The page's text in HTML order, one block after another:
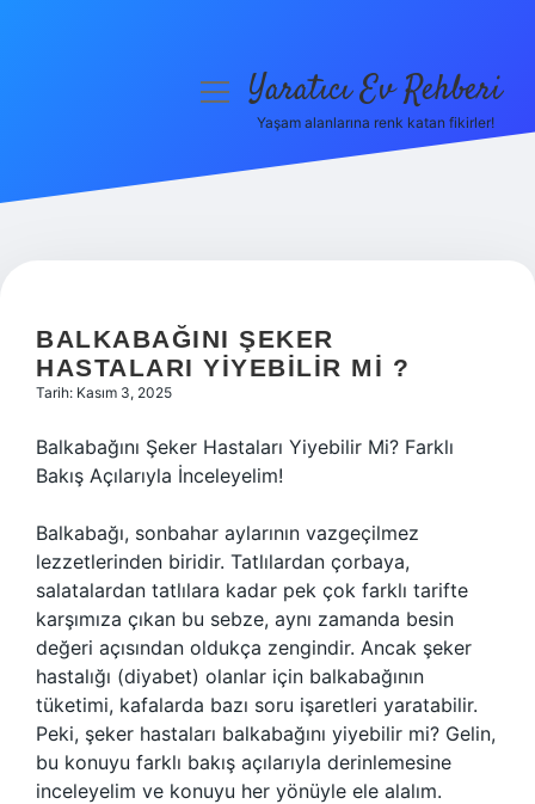
Hakkımızda
menüyüYaratıcı Ev Rehberi
Yaşam alanlarına renk katan fikirler!
BALKABAĞINI ŞEKER
HASTALARI YIYEBILIR MI ?
Tarih: Kasım 3, 2025
Balkabağını Şeker Hastaları Yiyebilir Mi? Farklı
Bakış Açılarıyla İnceleyelim!
Balkabağı, sonbahar aylarının vazgeçilmez
lezzetlerinden biridir. Tatlılardan çorbaya,
salatalardan tatlılara kadar pek çok farklı tarifte
karşımıza çıkan bu sebze, aynı zamanda besin
değeri açısından oldukça zengindir. Ancak şeker
hastalığı (diyabet) olanlar için balkabağının
tüketimi, kafalarda bazı soru işaretleri yaratabilir.
Peki, şeker hastaları balkabağını yiyebilir mi? Gelin,
bu konuyu farklı bakış açılarıyla derinlemesine
inceleyelim ve konuyu her yönüyle ele alalım.